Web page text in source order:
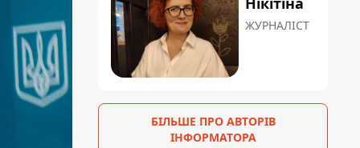
ЖУРНАЛІСТ
БІЛЬШЕ ПРО АВТОРІВ
ІНФОРМАТОРА